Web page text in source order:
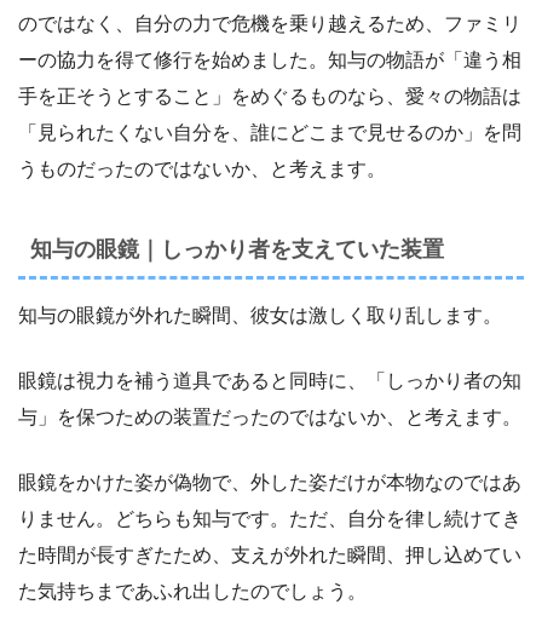
のではなく、自分の力で危機を乗り越えるため、ファミリ
ーの協力を得て修行を始めました。知与の物語が「違う相
手を正そうとすること」をめぐるものなら、愛々の物語は
「見られたくない自分を、誰にどこまで見せるのか」を問
うものだったのではないか、と考えます。
知与の眼鏡｜しっかり者を支えていた装置
知与の眼鏡が外れた瞬間、彼女は激しく取り乱します。
眼鏡は視力を補う道具であると同時に、「しっかり者の知
与」を保つための装置だったのではないか、と考えます。
眼鏡をかけた姿が偽物で、外した姿だけが本物なのではあ
りません。どちらも知与です。ただ、自分を律し続けてき
た時間が長すぎたため、支えが外れた瞬間、押し込めてい
た気持ちまであふれ出したのでしょう。